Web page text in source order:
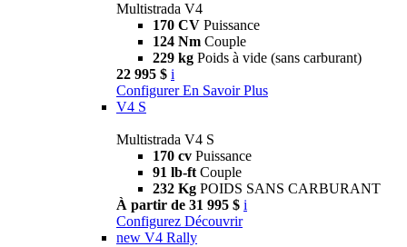
Multistrada V4
170 CV Puissance
124 Nm Couple
229 kg Poids à vide (sans carburant)
22 995 $ i
Configurer En Savoir Plus
V4 S
Multistrada V4 S
170 cv Puissance
91 lb-ft Couple
232 Kg POIDS SANS CARBURANT
À partir de 31 995 $ i
Configurez Découvrir
new V4 Rally